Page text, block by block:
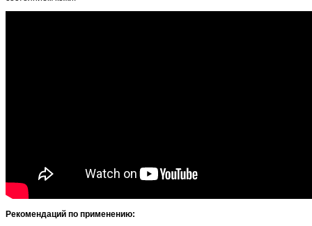
Рекомендаций по применению: